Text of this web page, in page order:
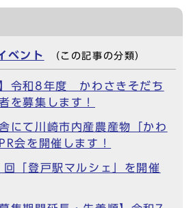
ベント （この記事の分類）
】令和8年度 かわさきそだち
を募集します！
にて川崎市内産農産物「かわ
会を開催します！
「登戸駅マルシェ」を開催